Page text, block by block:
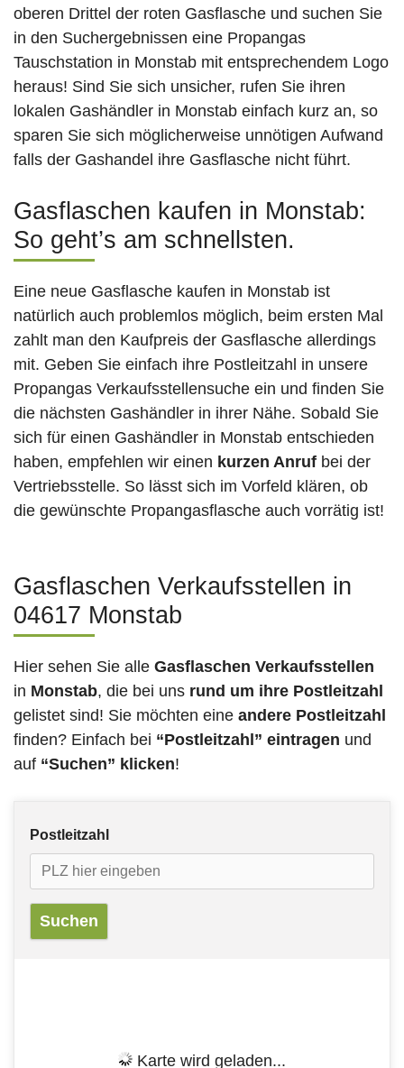
oberen Drittel der roten Gasflasche und suchen Sie
in den Suchergebnissen eine Propangas
Tauschstation in Monstab mit entsprechendem Logo
heraus! Sind Sie sich unsicher, rufen Sie ihren
lokalen Gashändler in Monstab einfach kurz an, so
sparen Sie sich möglicherweise unnötigen Aufwand
falls der Gashandel ihre Gasflasche nicht führt.
Gasflaschen kaufen in Monstab:
So geht’s am schnellsten.
Eine neue Gasflasche kaufen in Monstab ist
natürlich auch problemlos möglich, beim ersten Mal
zahlt man den Kaufpreis der Gasflasche allerdings
mit. Geben Sie einfach ihre Postleitzahl in unsere
Propangas Verkaufsstellensuche ein und finden Sie
die nächsten Gashändler in ihrer Nähe. Sobald Sie
sich für einen Gashändler in Monstab entschieden
haben, empfehlen wir einen kurzen Anruf bei der
Vertriebsstelle. So lässt sich im Vorfeld klären, ob
die gewünschte Propangasflasche auch vorrätig ist!
Gasflaschen Verkaufsstellen in
04617 Monstab
Hier sehen Sie alle Gasflaschen Verkaufsstellen
in Monstab, die bei uns rund um ihre Postleitzahl
gelistet sind! Sie möchten eine andere Postleitzahl
finden? Einfach bei “Postleitzahl” eintragen und
auf “Suchen” klicken!
Postleitzahl
Karte wird geladen...